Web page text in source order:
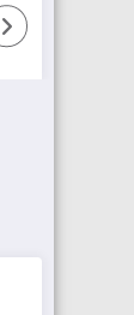
100%